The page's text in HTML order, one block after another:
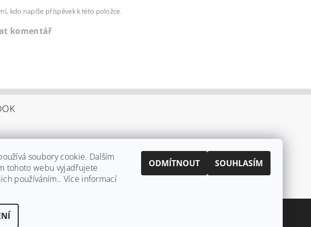
kdo napíše příspěvek k této položce.
komentář
Shoptet.cz | Můjprvníeshop.cz
soubory cookie. Dalším
tohoto webu vyjadřujete
používáním.. Více informací
ODMÍTNOUT SOUHLASÍM